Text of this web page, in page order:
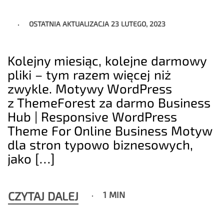
OSTATNIA AKTUALIZACJA 23 LUTEGO, 2023
Kolejny miesiąc, kolejne darmowy
pliki – tym razem więcej niż
zwykle. Motywy WordPress
z ThemeForest za darmo Business
Hub | Responsive WordPress
Theme For Online Business Motyw
dla stron typowo biznesowych,
jako […]
CZYTAJ DALEJ 1 MIN